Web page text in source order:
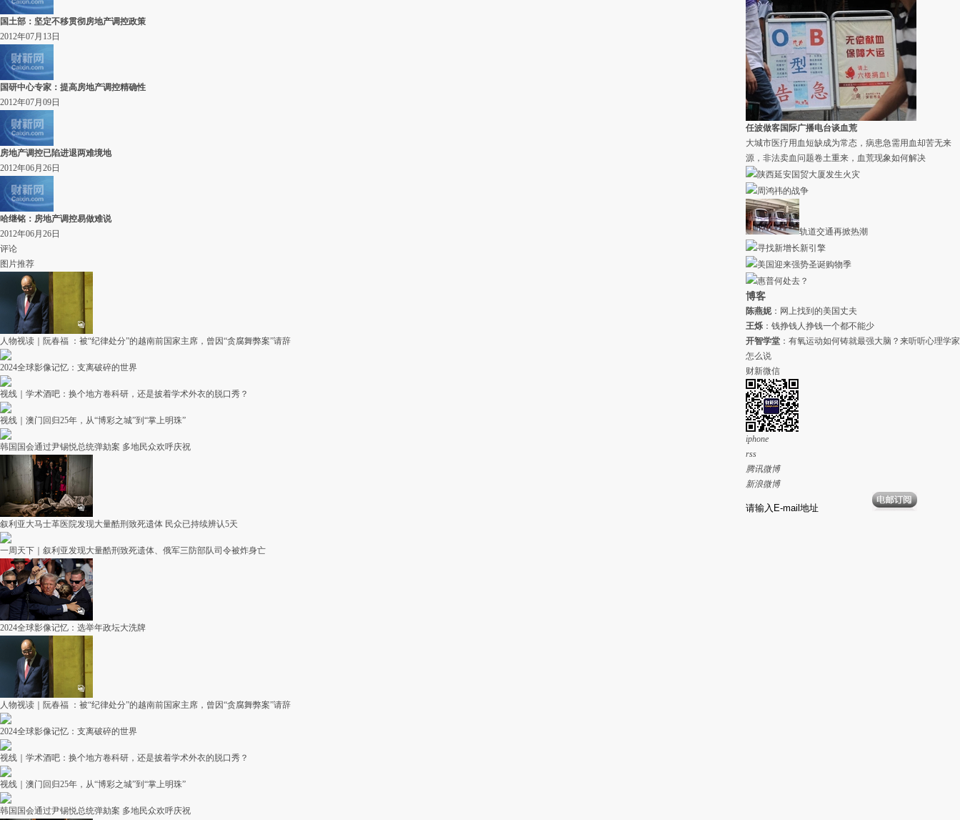
国土部：坚定不移贯彻房地产调控政策
2012年07月13日
国研中心专家：提高房地产调控精确性
2012年07月09日
房地产调控已陷进退两难境地
2012年06月26日
哈继铭：房地产调控易做难说
2012年06月26日
评论
图片推荐
人物视读｜阮春福 ：被“纪律处分”的越南前国家主席，曾因“贪腐舞弊案”请辞
2024全球影像记忆：支离破碎的世界
视线｜学术酒吧：换个地方卷科研，还是披着学术外衣的脱口秀？
视线｜澳门回归25年，从“博彩之城”到“掌上明珠”
韩国国会通过尹锡悦总统弹劾案 多地民众欢呼庆祝
叙利亚大马士革医院发现大量酷刑致死遗体 民众已持续辨认5天
一周天下｜叙利亚发现大量酷刑致死遗体、俄军三防部队司令被炸身亡
2024全球影像记忆：选举年政坛大洗牌
人物视读｜阮春福 ：被“纪律处分”的越南前国家主席，曾因“贪腐舞弊案”请辞
2024全球影像记忆：支离破碎的世界
视线｜学术酒吧：换个地方卷科研，还是披着学术外衣的脱口秀？
视线｜澳门回归25年，从“博彩之城”到“掌上明珠”
韩国国会通过尹锡悦总统弹劾案 多地民众欢呼庆祝
余震，持续时间约有二三秒钟，震感明显。路两边的广告
牌震得哗哗直响。据中国地震局，截至21日8时，此次地
震共记录到余震1165次，其中3级以上余震67次，5级以上
余震3次。
( 财新记者 王婧
)
04月21日 09:49评论(0
#财新雅安地震播报#财新记者陈宝成、谢海涛从芦山县飞
仙关镇凤凰村发来消息，他们刚与李克强总理的车队相向
而过。总理车队由武警车开道，两辆抢险车等约三十辆车
相随，正从芦山县开往雅安方向。这是早上8点02分，雅
安地震发生后的整整24小时。人民日报称，李克强将前往
成都华西医院慰问伤员。( 财新记者王婧)
04月21日 09:41评论(0)
任波做客国际广播电台谈血荒
大城市医疗用血短缺成为常态，病患急需用血却苦无来
源，非法卖血问题卷土重来，血荒现象如何解决
陕西延安国贸大厦发生火灾
周鸿祎的战争
轨道交通再掀热潮
寻找新增长新引擎
美国迎来强势圣诞购物季
惠普何处去？
博客
陈燕妮： 网上找到的美国丈夫
王烁 ： 钱挣钱人挣钱一个都不能少
开智学堂 ： 有氧运动如何铸就最强大脑？来听听心理学家
怎么说
财新微信
iphone
rss
腾讯微博
新浪微博